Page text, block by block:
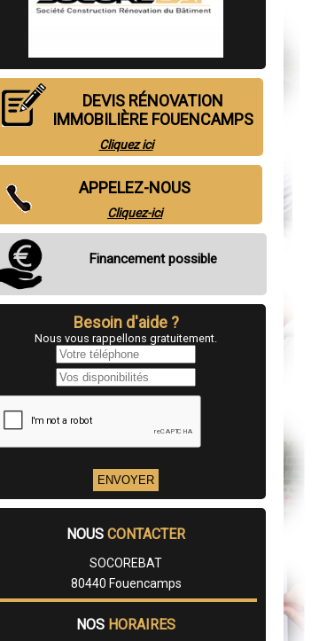
DEVIS RÉNOVATION
IMMOBILIÈRE FOUENCAMPS
Cliquez ici
APPELEZ-NOUS
Cliquez-ici
Financement possible
Besoin d'aide ?
Nous vous rappellons gratuitement.
NOUS CONTACTER
SOCOREBAT
80440 Fouencamps
NOS HORAIRES